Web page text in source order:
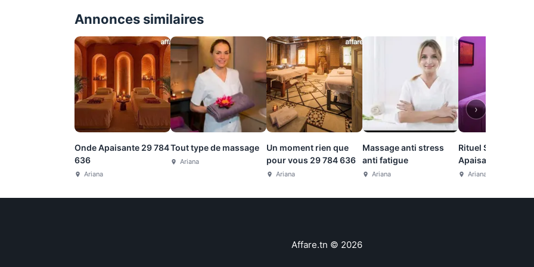
Annonces similaires
Onde Apaisante 29 784
636
Ariana
Tout type de massage
Ariana
Un moment rien que
pour vous 29 784 636
Ariana
Massage anti stress
anti fatigue
Ariana
Rituel Spa Élégant
Apaisant 26 232
Ariana
›
Affare.tn © 2026